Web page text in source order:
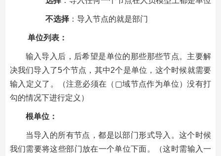
不选择：导入节点的就是部门
单位列表：
输入导入后，后希望是单位的那些那些节点。主要解
决我们导入了5个节点，其中2个是单位，这个时候就需要
输入定义了。（注意必须在（▢域节点作为单位）没有打
勾的情况下进行定义）
根单位：
当导入的所有节点，都是以部门形式导入。这个时候
我们需要将这些部门放在一个单位下面。（这时需输入一